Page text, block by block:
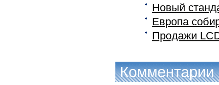
Новый
Европа
Продажи
Комментарии